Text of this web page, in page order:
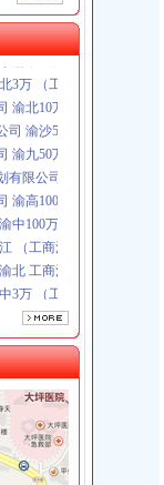
3万 （工商注册）
渝中10万 （工商注册）
渝北10万 （工商注册）
渝沙50万 （进出口权）
渝九50万 （工商注册）
有限公司
渝高100万 （工商注册）
中100万 （工商注册）
（工商注册）
北 工商注册
3万 （工商注册）
渝中10万 （工商注册）
3万 （工商注册）
渝北10万 （工商注册）
渝沙50万 （进出口权）